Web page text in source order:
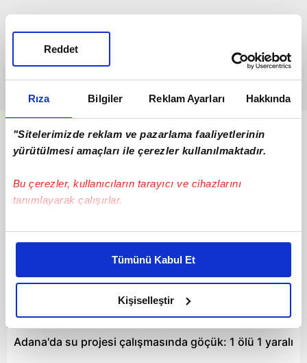
Rıza Bilgiler Reklam Ayarları Hakkında
"Sitelerimizde reklam ve pazarlama faaliyetlerinin
yürütülmesi amaçları ile çerezler kullanılmaktadır.
Bu çerezler, kullanıcıların tarayıcı ve cihazlarını
tanımlayarak çalışırlar.
Bu çerezlere izin vermeniz halinde sizlere özel
daha iyi reklam deneyimi yaşatabiliriz. Bunu yaparken
amacımızın size daha iyi bir reklam deneyimi sunmak
olduğunu ve sizlere en iyi içerikleri sunabilmek adına
elimizden gelen çabayı gösterdiğimizi ve bu noktada,
reklamların maliyetlerimizi karşılamak noktasında tek gelir
kalemimiz olduğunu sizlere hatırlatmak isteriz.
Tümünü Kabul Et
Kişiselleştir
Reddet
Bunlar da Var
Adana'da su projesi çalışmasında göçük: 1 ölü 1 yaralı